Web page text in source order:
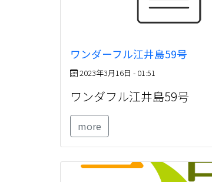
ワンダーフル江井島59号
2023年3月16日 - 01:51
ワンダフル江井島59号
more